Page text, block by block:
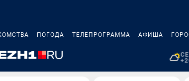
ПОГОДА ТЕЛЕПРОГРАММА АФИША